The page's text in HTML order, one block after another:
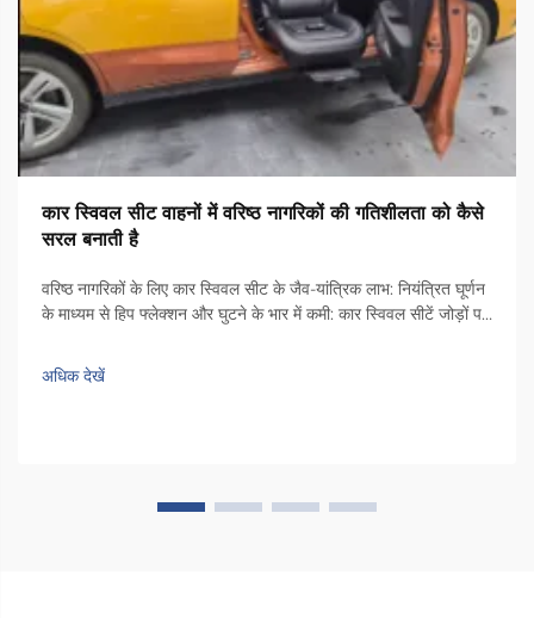
कार स्विवल सीट वाहनों में वरिष्ठ नागरिकों की गतिशीलता को कैसे
सरल बनाती है
वरिष्ठ नागरिकों के लिए कार स्विवल सीट के जैव-यांत्रिक लाभ: नियंत्रित घूर्णन
के माध्यम से हिप फ्लेक्शन और घुटने के भार में कमी: कार स्विवल सीटें जोड़ों पर
शरीर को दरवाज़े की ओर मोड़ने की अनुमति देती हैं। जब...
अधिक देखें